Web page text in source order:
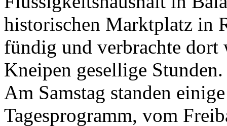
historischen Marktplatz in
fündig und verbrachte dort
Kneipen gesellige Stunden.
Am Samstag standen
Tagesprogramm, vom